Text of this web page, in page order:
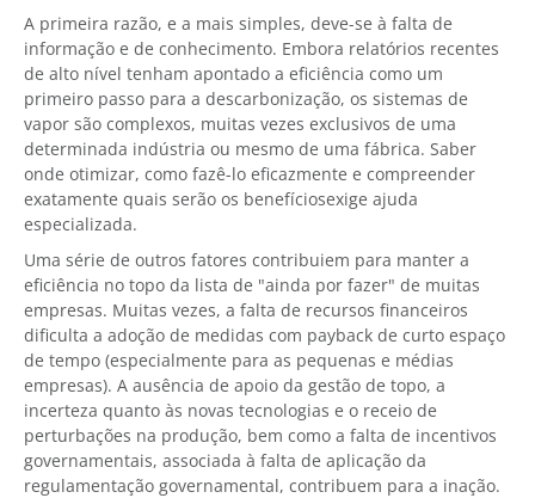
A primeira razão, e a mais simples, deve-se à falta de
informação e de conhecimento. Embora relatórios recentes
de alto nível tenham apontado a eficiência como um
primeiro passo para a descarbonização, os sistemas de
vapor são complexos, muitas vezes exclusivos de uma
determinada indústria ou mesmo de uma fábrica. Saber
onde otimizar, como fazê-lo eficazmente e compreender
exatamente quais serão os benefíciosexige ajuda
especializada.
Uma série de outros fatores contribuiem para manter a
eficiência no topo da lista de "ainda por fazer" de muitas
empresas. Muitas vezes, a falta de recursos financeiros
dificulta a adoção de medidas com payback de curto espaço
de tempo (especialmente para as pequenas e médias
empresas). A ausência de apoio da gestão de topo, a
incerteza quanto às novas tecnologias e o receio de
perturbações na produção, bem como a falta de incentivos
governamentais, associada à falta de aplicação da
regulamentação governamental, contribuem para a inação.